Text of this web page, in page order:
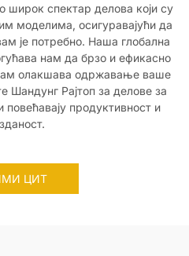
широк спектар делова који су
моделима, осигуравајући да
је потребно. Наша глобална
нам да брзо и ефикасно
олакшава одржавање ваше
Шандунг Рајтоп за делове за
продуктивност и
ЦИТ